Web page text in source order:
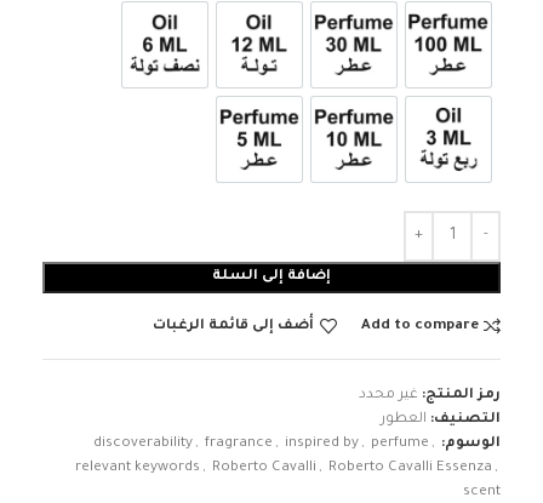
عطر 100ml عطر 30ml 12ml زيت تولة 6ml زيت نصف تولة
3ml زيت ربع تولة عطر 10ml عطر 5ml
إضافة إلى السلة
Add to compare أضف إلى قائمة الرغبات
رمز المنتج: غير محدد
التصنيف: العطور
الوسوم:
discoverability , fragrance , inspired by , perfume ,
relevant keywords , Roberto Cavalli , Roberto Cavalli Essenza ,
scent